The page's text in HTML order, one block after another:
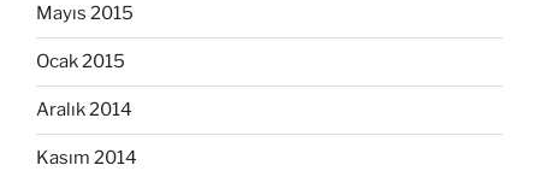
Mayıs 2015
Ocak 2015
Aralık 2014
Kasım 2014